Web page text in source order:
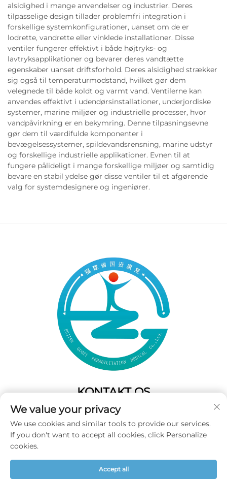
alsidighed i mange anvendelser og industrier. Deres
tilpasselige design tillader problemfri integration i
forskellige systemkonfigurationer, uanset om de er
lodrette, vandrette eller vinklede installationer. Disse
ventiler fungerer effektivt i både højtryks- og
lavtryksapplikationer og bevarer deres vandtætte
egenskaber uanset driftsforhold. Deres alsidighed strækker
sig også til temperaturmodstand, hvilket gør dem
velegnede til både koldt og varmt vand. Ventilerne kan
anvendes effektivt i udendørsinstallationer, underjordiske
systemer, marine miljøer og industrielle processer, hvor
vandpåvirkning er en bekymring. Denne tilpasningsevne
gør dem til værdifulde komponenter i
bevægelsessystemer, spildevandsrensning, marine udstyr
og forskellige industrielle applikationer. Evnen til at
fungere pålideligt i mange forskellige miljøer og samtidig
bevare en stabil ydelse gør disse ventiler til et afgørende
valg for systemdesignere og ingeniører.
KONTAKT OS
Add: 50 Gaofeng South Lane,West GateFuzhou,Fujian,Kina
Tel:+86-19859128239
E-mail:
We value your privacy
We use cookies and similar tools to provide our services.
If you don't want to accept all cookies, click Personalize
cookies.
Accept all